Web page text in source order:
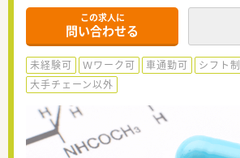
この求人に
問い合わせる
未経験可 Ｗワーク可 車通勤可
シフト制
大手チェーン以外